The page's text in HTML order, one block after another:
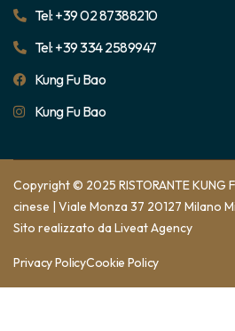
Tel: +39 02 87388210
Tel: +39 334 2589947
Kung Fu Bao
Kung Fu Bao
Copyright © 2025 RISTORANTE KUNG
cinese | Viale Monza 37 20127 Milano
Sito realizzato da Liveat Agency
Privacy PolicyCookie Policy